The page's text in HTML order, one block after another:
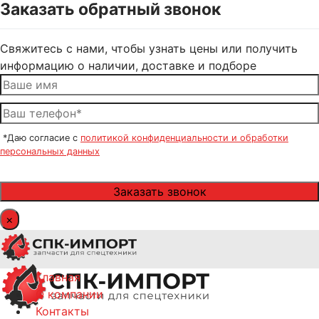
Заказать обратный звонок
Свяжитесь с нами, чтобы узнать цены или получить
информацию о наличии, доставке и подборе
*Даю согласие с политикой конфиденциальности и обработки
персональных данных
×
Главная
О компании
Контакты